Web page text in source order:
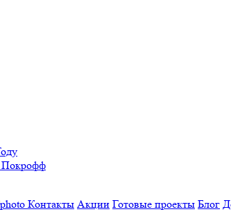
Покрофф
Контакты Акции Готовые проекты Блог